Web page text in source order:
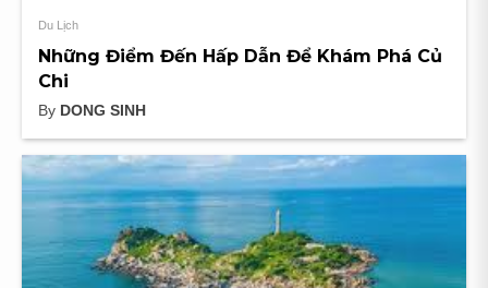
Du Lịch
Những Điểm Đến Hấp Dẫn Để Khám Phá Củ
Chi
By DONG SINH